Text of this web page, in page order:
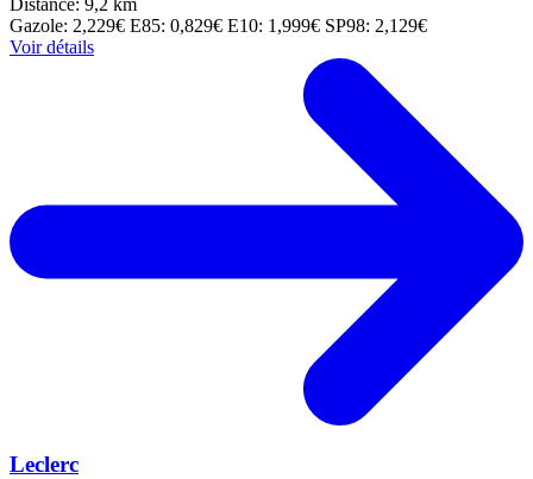
Distance: 9,2 km
Gazole: 2,229€ E85: 0,829€ E10: 1,999€ SP98: 2,129€
Voir détails
Leclerc